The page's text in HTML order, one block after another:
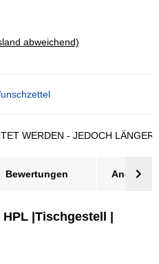
abweichend)
- JEDOCH LÄNGERE
Bewertungen Angebot
|Tischgestell |